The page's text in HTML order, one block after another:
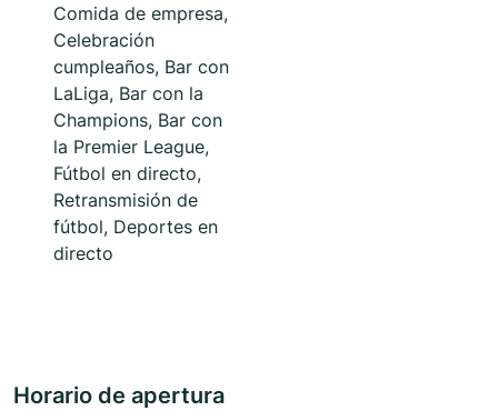
Comida de empresa,
Celebración
cumpleaños, Bar con
LaLiga, Bar con la
Champions, Bar con
la Premier League,
Fútbol en directo,
Retransmisión de
fútbol, Deportes en
directo
Horario de apertura